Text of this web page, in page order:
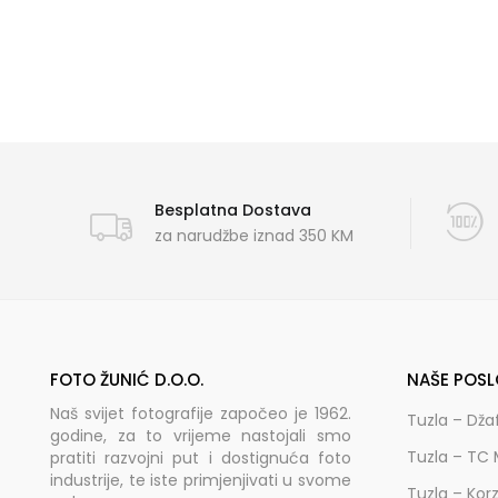
Besplatna Dostava
za narudžbe iznad 350 KM
FOTO ŽUNIĆ D.O.O.
Naš svijet fotografije započeo je 1962.
godine, za to vrijeme nastojali smo
pratiti razvojni put i dostignuća foto
industrije, te iste primjenjivati u svome
NAŠE
Tuzla –
Tuzla – TC
Tuzla –